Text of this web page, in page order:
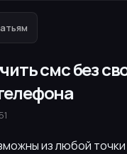
смс без
из любой